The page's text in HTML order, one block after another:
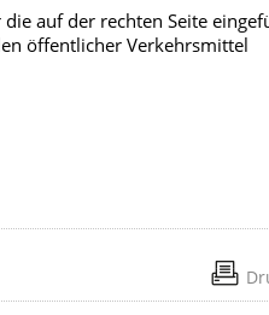
auf der rechten Seite
öffentlicher Verkehrsmittel